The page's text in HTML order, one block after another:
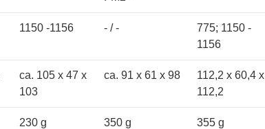
1150 -1156 - / -
775; 1150 -
1156
ca. 105 x 47 x
103
ca. 91 x 61 x 98
112,2 x 60,4 x
112,2
230 g 350 g 355 g